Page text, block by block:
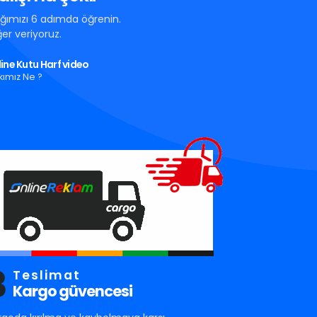
6 adımda öğrenin.
veriyoruz.
Kutu Harf video
Ne ?
Teslimat
Kargo güvencesi